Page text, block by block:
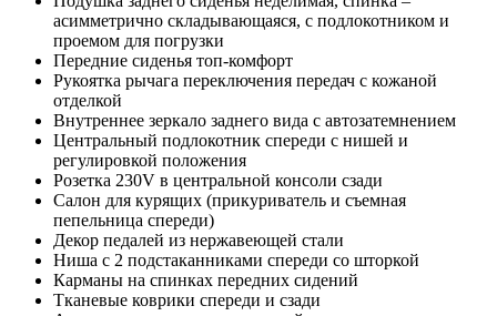
асимметрично складывающаяся, с подлокотником и
проемом для погрузки
Передние сиденья топ-комфорт
Рукоятка рычага переключения передач с кожаной
отделкой
Внутреннее зеркало заднего вида с автозатемнением
Центральный подлокотник спереди с нишей и
регулировкой положения
Розетка 230V в центральной консоли сзади
Салон для курящих (прикуриватель и съемная
пепельница спереди)
Декор педалей из нержавеющей стали
Ниша с 2 подстаканниками спереди со шторкой
Карманы на спинках передних сидений
Тканевые коврики спереди и сзади